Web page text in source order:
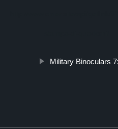
Military Binoculars